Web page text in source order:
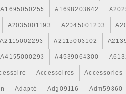
A1695050255 A1698203642
A2035001193 A2045001203
A2115002293 A2115003102
A4155000293 A4539064300
Accessoires Accessories
Adapté Adg09116 Adm59860